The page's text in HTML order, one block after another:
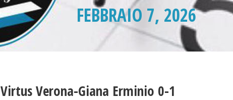
FEBBRAIO 7, 2026
Virtus Verona-Giana Erminio 0-1